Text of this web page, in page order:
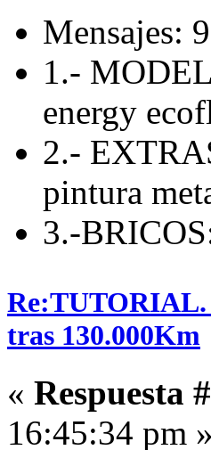
Mensajes:
1.-
energy
2.-
pintura
3.-
Re:TUTORIAL.
tras 130.000Km
« Respuesta
16:45:34 pm »